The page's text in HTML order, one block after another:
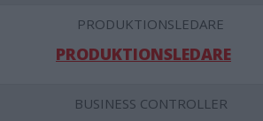
PRODUKTIONSLEDARE